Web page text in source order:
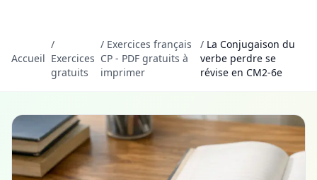
Accueil
/
Exercices
gratuits
/ Exercices français
CP - PDF gratuits à
imprimer
/ La Conjugaison du
verbe perdre se
révise en CM2-6e